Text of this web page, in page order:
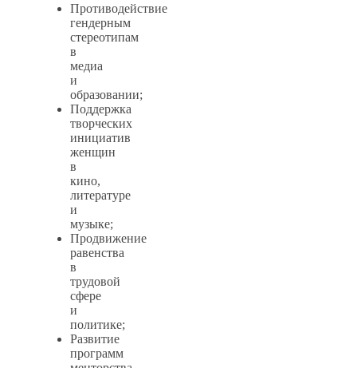
Противодействие
гендерным
стереотипам
в
медиа
и
образовании;
Поддержка
творческих
инициатив
женщин
в
кино,
литературе
и
музыке;
Продвижение
равенства
в
трудовой
сфере
и
политике;
Развитие
программ